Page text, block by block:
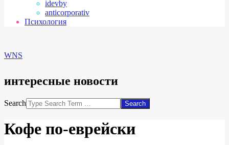
idevby
anticorporativ
Психология
WNS
интересные новости
Search
Кофе по-еврейски